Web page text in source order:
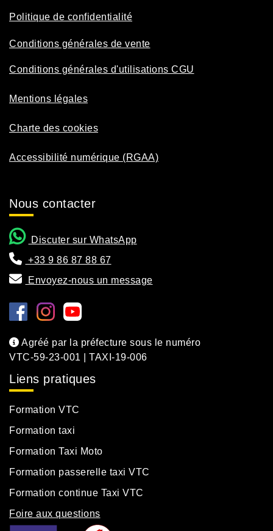
Politique de confidentialité
Conditions générales de vente
Conditions générales d'utilisations CGU
Mentions légales
Charte des cookies
Accessibilité numérique (RGAA)
Nous contacter
Discuter sur WhatsApp
+33 9 86 87 88 67
Envoyez-nous un message
Agréé par la préfecture sous le numéro
VTC-59-23-001 | TAXI-19-006
Liens pratiques
Formation VTC
Formation taxi
Formation Taxi Moto
Formation passerelle taxi VTC
Formation continue Taxi VTC
Foire aux questions